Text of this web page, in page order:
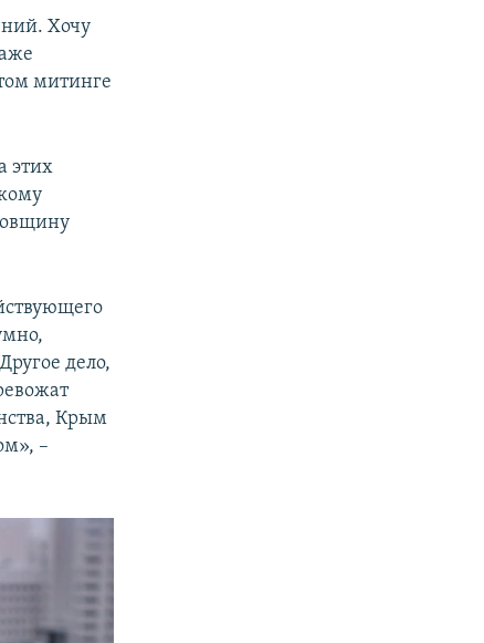
Хочу
митинге
этих
дело,
Крым
–